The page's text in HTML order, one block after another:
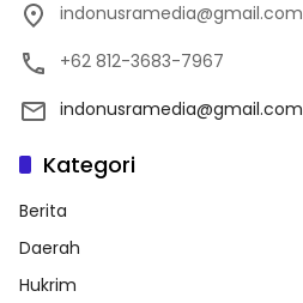
indonusramedia@gmail.com
+62 812-3683-7967
indonusramedia@gmail.com
Kategori
Berita
Daerah
Hukrim